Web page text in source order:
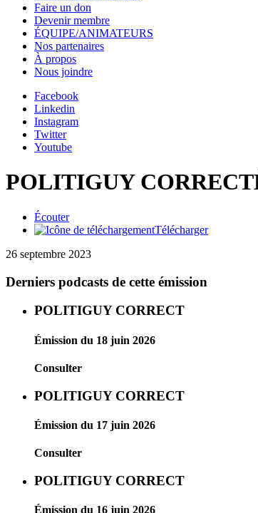
Faire un don
Devenir membre
ÉQUIPE/ANIMATEURS
Nos partenaires
À propos
Nous joindre
Facebook
Linkedin
Instagram
Twitter
Youtube
POLITIGUY CORRECT
Écouter
Télécharger
26 septembre 2023
Derniers podcasts de cette émission
POLITIGUY CORRECT
Émission du 18 juin 2026
Consulter
POLITIGUY CORRECT
Émission du 17 juin 2026
Consulter
POLITIGUY CORRECT
Émission du 16 juin 2026